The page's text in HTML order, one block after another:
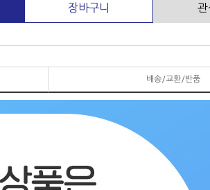
장바구니 관
배송/교환/반품